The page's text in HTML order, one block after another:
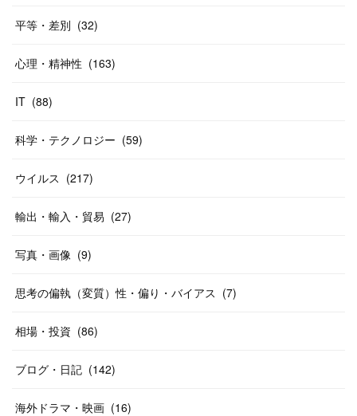
平等・差別 (32)
心理・精神性 (163)
IT (88)
科学・テクノロジー (59)
ウイルス (217)
輸出・輸入・貿易 (27)
写真・画像 (9)
思考の偏執（変質）性・偏り・バイアス (7)
相場・投資 (86)
ブログ・日記 (142)
海外ドラマ・映画 (16)